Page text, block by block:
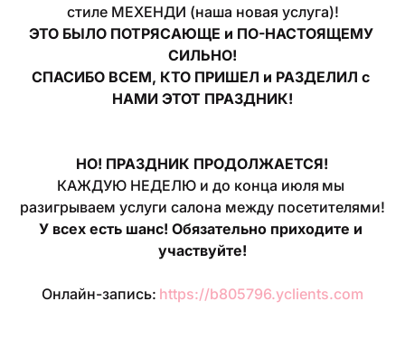
стиле МЕХЕНДИ (наша новая услуга)!
ЭТО БЫЛО ПОТРЯСАЮЩЕ и ПО-НАСТОЯЩЕМУ
СИЛЬНО!
СПАСИБО ВСЕМ, КТО ПРИШЕЛ и РАЗДЕЛИЛ с
НАМИ ЭТОТ ПРАЗДНИК!
НО! ПРАЗДНИК ПРОДОЛЖАЕТСЯ!
КАЖДУЮ НЕДЕЛЮ и до конца июля мы
разигрываем услуги салона между посетителями!
У всех есть шанс! Обязательно приходите и
участвуйте!
Онлайн-запись: https://b805796.yclients.com